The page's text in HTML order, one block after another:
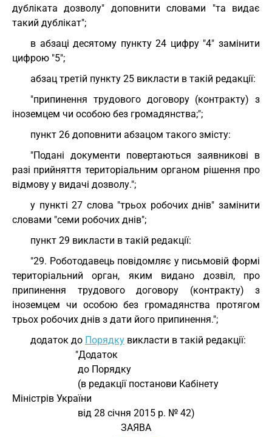
дубліката дозволу" доповнити словами "та видає
такий дублікат";
в абзаці десятому пункту 24 цифру "4" замінити
цифрою "5";
абзац третій пункту 25 викласти в такій редакції:
"припинення трудового договору (контракту) з
іноземцем чи особою без громадянства;";
пункт 26 доповнити абзацом такого змісту:
"Подані документи повертаються заявникові в
разі прийняття територіальним органом рішення про
відмову у видачі дозволу.";
у пункті 27 слова "трьох робочих днів" замінити
словами "семи робочих днів";
пункт 29 викласти в такій редакції:
"29. Роботодавець повідомляє у письмовій формі
територіальний орган, яким видано дозвіл, про
припинення трудового договору (контракту) з
іноземцем чи особою без громадянства протягом
трьох робочих днів з дати його припинення.";
додаток до Порядку викласти в такій редакції:
                          "Додаток
                           до Порядку
Міністрів України
                           від 28 січня 2015 р. № 42)
ЗАЯВА